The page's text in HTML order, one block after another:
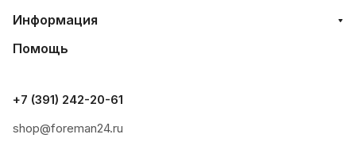
Информация
Помощь
+7 (391) 242-20-61
shop@foreman24.ru